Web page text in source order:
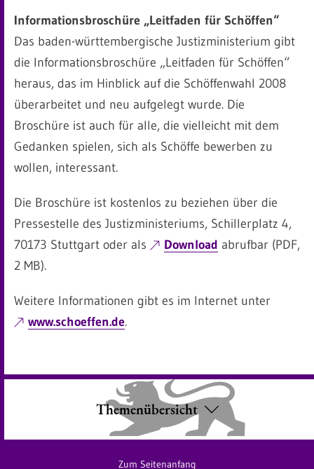
Informationsbroschüre „Leitfaden für Schöffen“
Das baden-württembergische Justizministerium gibt
die Informationsbroschüre „Leitfaden für Schöffen“
heraus, das im Hinblick auf die Schöffenwahl 2008
überarbeitet und neu aufgelegt wurde. Die
Broschüre ist auch für alle, die vielleicht mit dem
Gedanken spielen, sich als Schöffe bewerben zu
wollen, interessant.
Die Broschüre ist kostenlos zu beziehen über die
Pressestelle des Justizministeriums, Schillerplatz 4,
70173 Stuttgart oder als
Download abrufbar (PDF,
2 MB).
Weitere Informationen gibt es im Internet unter
www.schoeffen.de.
Themenübersicht
Zum Seitenanfang